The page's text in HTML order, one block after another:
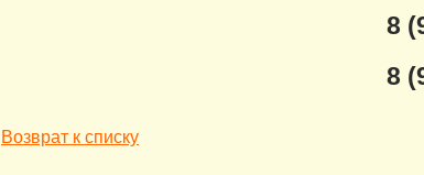
8
8
Возврат к списку